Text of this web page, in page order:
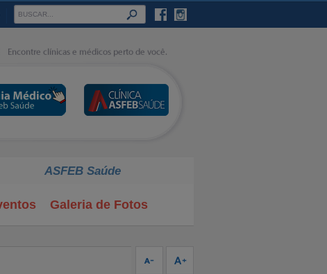
ASFEB Saúde
Galeria de Fotos